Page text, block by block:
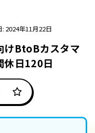
: 2024年11月22日
けBtoBカスタマ
休日120日